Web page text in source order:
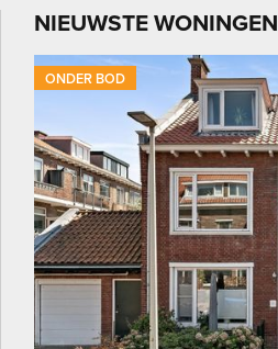
NIEUWSTE WONINGEN
ONDER BOD